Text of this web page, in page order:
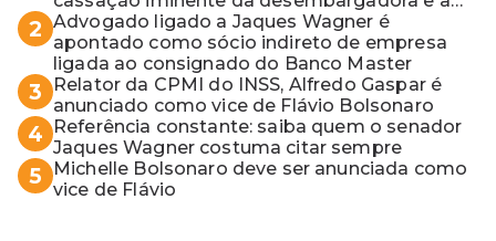
vaga do Quinto para o MP baiano
2 Advogado ligado a Jaques Wagner é
apontado como sócio indireto de empresa
ligada ao consignado do Banco Master
3
Relator da CPMI do INSS, Alfredo Gaspar é
anunciado como vice de Flávio Bolsonaro
4
Referência constante: saiba quem o senador
Jaques Wagner costuma citar sempre
5
Michelle Bolsonaro deve ser anunciada como
vice de Flávio